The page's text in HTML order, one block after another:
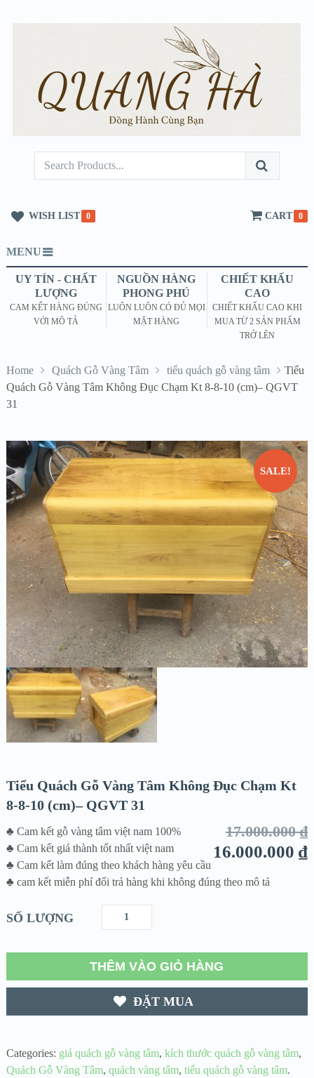
WISH LIST 0 CART 0
MENU
UY TÍN - CHẤT
LƯỢNG
CAM KẾT HÀNG ĐÚNG
VỚI MÔ TẢ
NGUỒN HÀNG
PHONG PHÚ
LUÔN LUÔN CÓ ĐỦ MỌI
MẶT HÀNG
CHIẾT KHẤU
CAO
CHIẾT KHẤU CAO KHI
MUA TỪ 2 SẢN PHẨM
TRỞ LÊN
Home Quách Gỗ Vàng Tâm tiểu quách gỗ vàng tâm
Tiểu
Quách Gỗ Vàng Tâm Không Đục Chạm Kt 8-8-10 (cm)– QGVT
31
SALE!
Tiểu Quách Gỗ Vàng Tâm Không Đục Chạm Kt
8-8-10 (cm)– QGVT 31
17.000.000₫
16.000.000₫
♣ Cam kết gỗ vàng tâm việt nam 100%
♣ Cam kết giá thành tốt nhất việt nam
♣ Cam kết làm đúng theo khách hàng yêu cầu
♣ cam kết miễn phí đổi trả hàng khi không đúng theo mô tả
SỐ LƯỢNG
THÊM VÀO GIỎ HÀNG
ĐẶT MUA
Categories: giá quách gỗ vàng tâm, kích thước quách gỗ vàng tâm,
Quách Gỗ Vàng Tâm, quách vàng tâm, tiểu quách gỗ vàng tâm.